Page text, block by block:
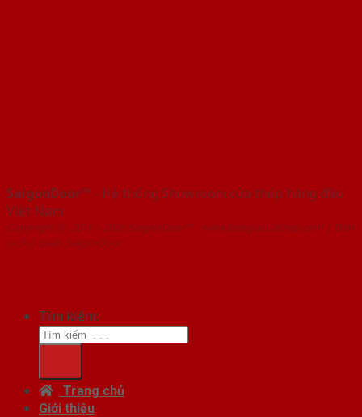
SaigonDoor™ - Hệ thống Showroom cửa thép hàng đầu
Việt Nam
Copyright ⓒ 2016 – 2026 SaigonDoor™ - www.baogiacuathep.com | Đơn
vị chủ quản SaigonDoor
Tìm kiếm:
Trang chủ
Giới thiệu